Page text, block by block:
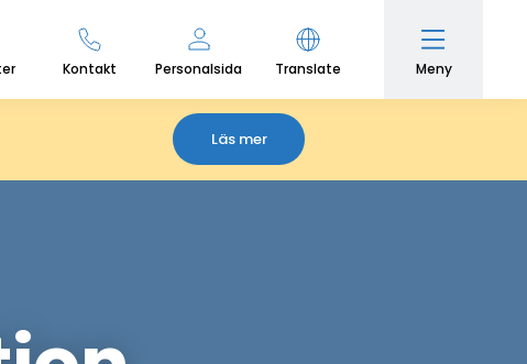
Kontakt Personalsida Translate Meny
Läs mer